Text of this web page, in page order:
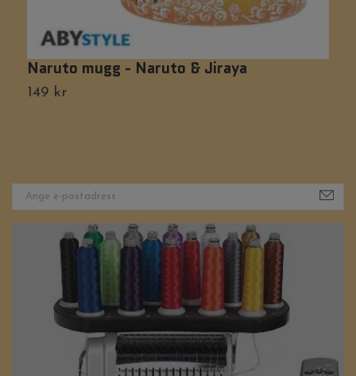
Naruto mugg - Naruto & Jiraya
149 kr